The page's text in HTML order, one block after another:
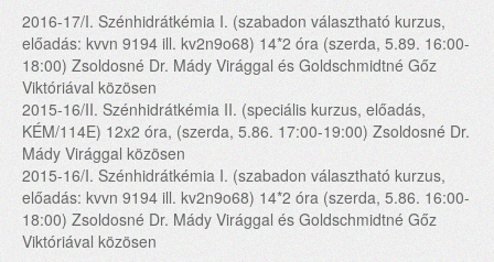
2016-17/I. Szénhidrátkémia I. (szabadon választható kurzus,
előadás: kvvn 9194 ill. kv2n9o68) 14*2 óra (szerda, 5.89. 16:00-
18:00) Zsoldosné Dr. Mády Virággal és Goldschmidtné Gőz
Viktóriával közösen
2015-16/II. Szénhidrátkémia II. (speciális kurzus, előadás,
KÉM/114E) 12x2 óra, (szerda, 5.86. 17:00-19:00) Zsoldosné Dr.
Mády Virággal közösen
2015-16/I. Szénhidrátkémia I. (szabadon választható kurzus,
előadás: kvvn 9194 ill. kv2n9o68) 14*2 óra (szerda, 5.86. 16:00-
18:00) Zsoldosné Dr. Mády Virággal és Goldschmidtné Gőz
Viktóriával közösen